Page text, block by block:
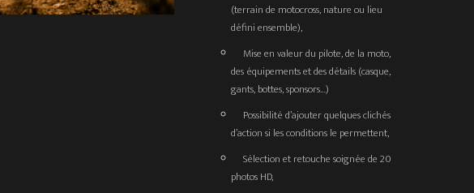
(terrain de motocross, nature ou lieu
défini ensemble),
Mise en valeur du pilote, de la moto,
deséquipementset desdétails(casque,
gants, bottes, sponsors…)
Possibilité d’ajouter quelques clichés
d’action si les conditions le permettent,
Sélection et retouche soignée de20
photos HD,